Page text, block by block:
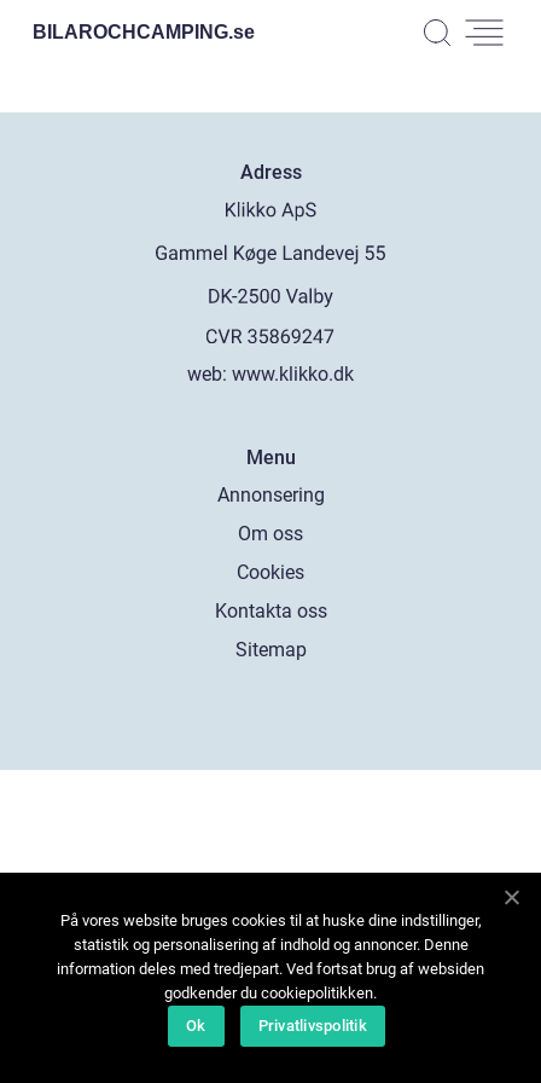
BILAROCHCAMPING.se
Adress
web: www.klikko.dk
Menu
Annonsering
Om oss
Cookies
Kontakta oss
Sitemap
På vores website bruges cookies til at huske dine indstillinger,
statistik og personalisering af indhold og annoncer. Denne
information deles med tredjepart. Ved fortsat brug af websiden
godkender du cookiepolitikken.
Ok
Privatlivspolitik